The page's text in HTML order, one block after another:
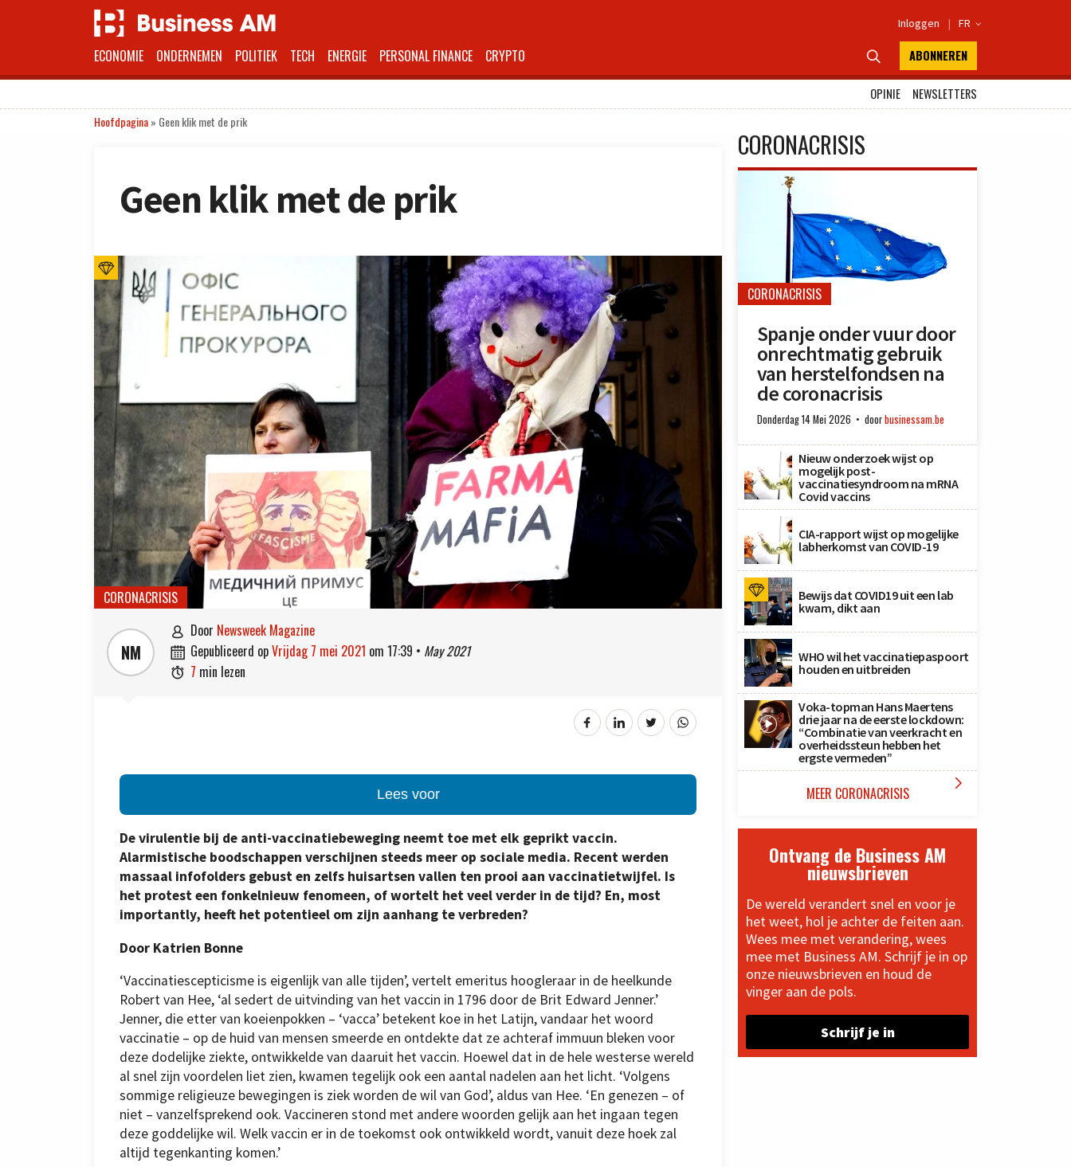
Inloggen | FR 
ECONOMIE ONDERNEMEN POLITIEK TECH ENERGIE PERSONAL FINANCE CRYPTO  ABONNEREN
OPINIE
NEWSLETTERS
Hoofdpagina» Geen klik met de prik
Geen klik met de prik
CORONACRISIS
NM
 door Newsweek Magazine
 gepubliceerd op vrijdag 7 mei 2021 om 17:39 • May 2021
 7 min lezen
Lees voor
De virulentie bij de anti-vaccinatiebeweging neemt toe met elk geprikt vaccin.
Alarmistische boodschappen verschijnen steeds meer op sociale media. Recent werden
massaal infofolders gebust en zelfs huisartsen vallen ten prooi aan vaccinatietwijfel. Is
het protest een fonkelnieuw fenomeen, of wortelt het veel verder in de tijd? En, most
importantly, heeft het potentieel om zijn aanhang te verbreden?
Door Katrien Bonne
‘Vaccinatiescepticisme is eigenlijk van alle tijden’, vertelt emeritus hoogleraar in de heelkunde
Robert van Hee, ‘al sedert de uitvinding van het vaccin in 1796 door de Brit Edward Jenner.’
Jenner, die etter van koeienpokken – ‘vacca’ betekent koe in het Latijn, vandaar het woord
vaccinatie – op de huid van mensen smeerde en ontdekte dat ze achteraf immuun bleken voor
deze dodelijke ziekte, ontwikkelde van daaruit het vaccin. Hoewel dat in de hele westerse wereld
al snel zijn voordelen liet zien, kwamen tegelijk ook een aantal nadelen aan het licht. ‘Volgens
sommige religieuze bewegingen is ziek worden de wil van God’, aldus van Hee. ‘En genezen – of
niet – vanzelfsprekend ook. Vaccineren stond met andere woorden gelijk aan het ingaan tegen
deze goddelijke wil. Welk vaccin er in de toekomst ook ontwikkeld wordt, vanuit deze hoek zal
altijd tegenkanting komen.’
CORONACRISIS
CORONACRISIS
Spanje onder vuur door
onrechtmatig gebruik
van herstelfondsen na
de coronacrisis
Donderdag 14 Mei 2026 doorbusinessam.be
Nieuw onderzoek wijst op
mogelijk post-
vaccinatiesyndroom na mRNA
Covid vaccins
CIA-rapport wijst op mogelijke
labherkomst van COVID-19
Bewijs dat COVID19 uit een lab
kwam, dikt aan
WHO wil het vaccinatiepaspoort
houden en uitbreiden
Voka-topman Hans Maertens
drie jaar na de eerste lockdown:
“Combinatie van veerkracht en
overheidssteun hebben het
ergste vermeden”
MEER CORONACRISIS 
Ontvang de Business AM
nieuwsbrieven
De wereld verandert snel en voor je
het weet, hol je achter de feiten aan.
Wees mee met verandering, wees
mee met Business AM. Schrijf je in op
onze nieuwsbrieven en houd de
vinger aan de pols.
Schrijf je in